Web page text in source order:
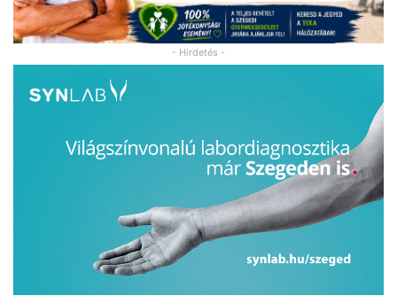
- Hirdetés -